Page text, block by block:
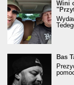
Wini
Bas